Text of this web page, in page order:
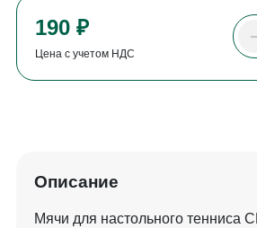
190 ₽
Цена с учетом НДС
Описание
Мячи для настольного тенниса